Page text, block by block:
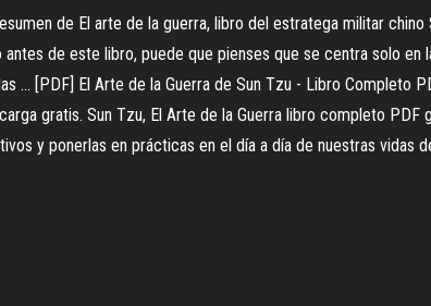
de El arte de la guerra, libro del estratega militar
de este libro, puede que pienses que se centra solo
... [PDF] El Arte de la Guerra de Sun Tzu - Libro Completo
gratis. Sun Tzu, El Arte de la Guerra libro completo
y ponerlas en prácticas en el día a día de nuestras vidas